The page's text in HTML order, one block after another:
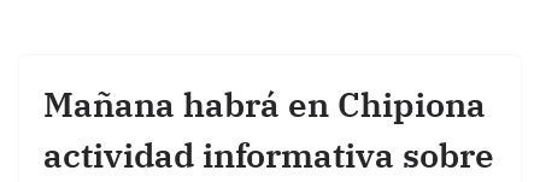
Mañana habrá en Chipiona
actividad informativa sobre